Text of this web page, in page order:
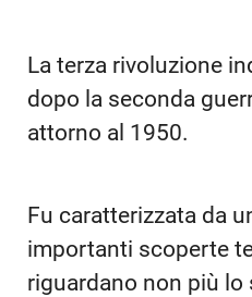
La terza rivoluzione
dopo la seconda
attorno al 1950.
Fu caratterizzata da
importanti scoperte
riguardano non più